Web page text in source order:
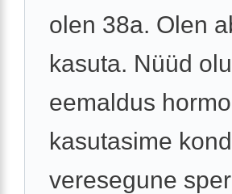
olen 38a. Olen
kasuta. Nüüd
eemaldus
kasutasime
veresegune